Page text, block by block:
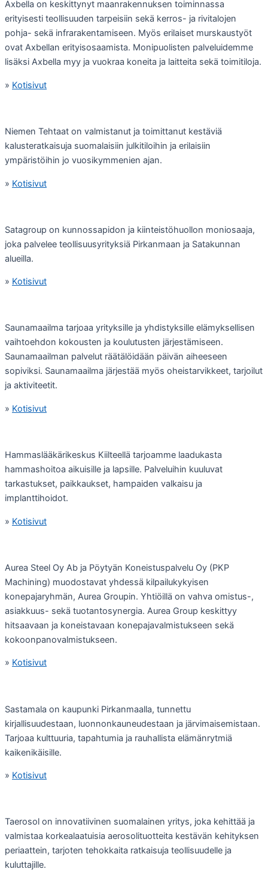
Axbella on keskittynyt maanrakennuksen toiminnassa
erityisesti teollisuuden tarpeisiin sekä kerros- ja rivitalojen
pohja- sekä infrarakentamiseen. Myös erilaiset murskaustyöt
ovat Axbellan erityisosaamista. Monipuolisten palveluidemme
lisäksi Axbella myy ja vuokraa koneita ja laitteita sekä toimitiloja.
» Kotisivut
Niemen Tehtaat on valmistanut ja toimittanut kestäviä
kalusteratkaisuja suomalaisiin julkitiloihin ja erilaisiin
ympäristöihin jo vuosikymmenien ajan.
» Kotisivut
Satagroup on kunnossapidon ja kiinteistöhuollon moniosaaja,
joka palvelee teollisuusyrityksiä Pirkanmaan ja Satakunnan
alueilla.
» Kotisivut
Saunamaailma tarjoaa yrityksille ja yhdistyksille elämyksellisen
vaihtoehdon kokousten ja koulutusten järjestämiseen.
Saunamaailman palvelut räätälöidään päivän aiheeseen
sopiviksi. Saunamaailma järjestää myös oheistarvikkeet, tarjoilut
ja aktiviteetit.
» Kotisivut
Hammaslääkärikeskus Kiilteellä tarjoamme laadukasta
hammashoitoa aikuisille ja lapsille. Palveluihin kuuluvat
tarkastukset, paikkaukset, hampaiden valkaisu ja
implanttihoidot.
» Kotisivut
Aurea Steel Oy Ab ja Pöytyän Koneistuspalvelu Oy (PKP
Machining) muodostavat yhdessä kilpailukykyisen
konepajaryhmän, Aurea Groupin. Yhtiöillä on vahva omistus-,
asiakkuus- sekä tuotantosynergia. Aurea Group keskittyy
hitsaavaan ja koneistavaan konepajavalmistukseen sekä
kokoonpanovalmistukseen.
» Kotisivut
Sastamala on kaupunki Pirkanmaalla, tunnettu
kirjallisuudestaan, luonnonkauneudestaan ja järvimaisemistaan.
Tarjoaa kulttuuria, tapahtumia ja rauhallista elämänrytmiä
kaikenikäisille.
» Kotisivut
Taerosol on innovatiivinen suomalainen yritys, joka kehittää ja
valmistaa korkealaatuisia aerosolituotteita kestävän kehityksen
periaattein, tarjoten tehokkaita ratkaisuja teollisuudelle ja
kuluttajille.